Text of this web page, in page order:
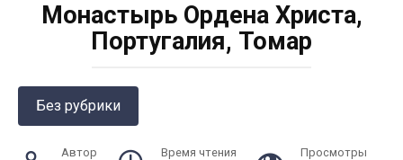
Монастырь Ордена Христа,
Португалия, Томар
Без рубрики
Автор Время чтения Просмотры